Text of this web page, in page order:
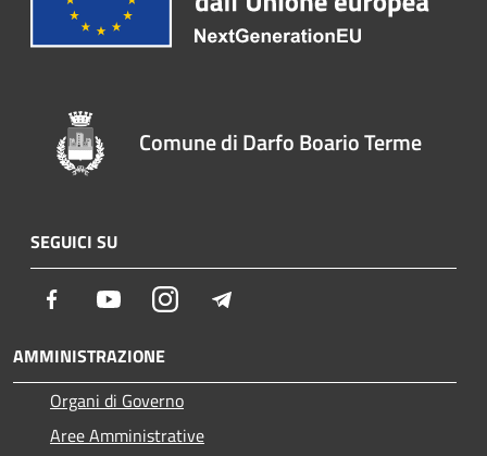
Comune di Darfo Boario Terme
SEGUICI SU
Facebook YoutubeInstagram
AMMINISTRAZIONE
Organi di Governo
Aree Amministrative